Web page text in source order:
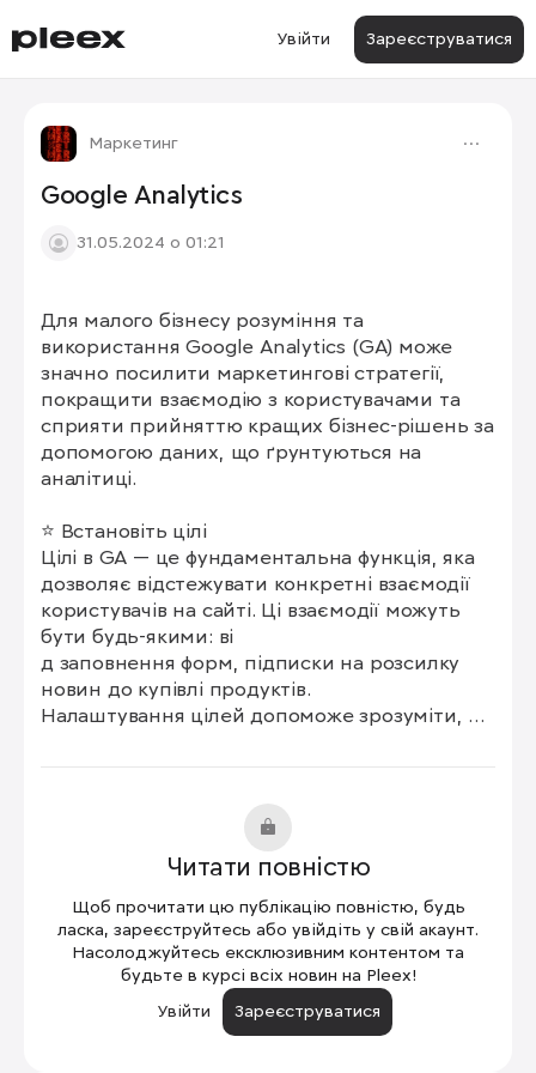
Увійти Зареєструватися
Маркетинг
Google Analytics
31.05.2024 о 01:21
Для малого бізнесу розуміння та
використання Google Analytics (GA) може
значно посилити маркетингові стратегії,
покращити взаємодію з користувачами та
сприяти прийняттю кращих бізнес-рішень за
допомогою даних, що ґрунтуються на
аналітиці.
⭐️ Встановіть цілі
Цілі в GA — це фундаментальна функція, яка
дозволяє відстежувати конкретні взаємодії
користувачів на сайті. Ці взаємодії можуть
бути будь-якими: ві
д заповнення форм, підписки на розсилку
новин до купівлі продуктів.
Налаштування цілей допоможе зрозуміти,
Розуміння того, звідки надходить трафік, має
вирішальне значення для оптимізації
маркетингових зусиль. Google Analytics
надає детальні звіти про джерела трафіку,
включаючи органічний пошук, платну
рекламу, соцмережі, рефералів і прямі
Читати повністю
Щоб прочитати цю публікацію повністю, будь
ласка, зареєструйтесь або увійдіть у свій акаунт.
Насолоджуйтесь ексклюзивним контентом та
будьте в курсі всіх новин на Pleex!
Увійти
Зареєструватися